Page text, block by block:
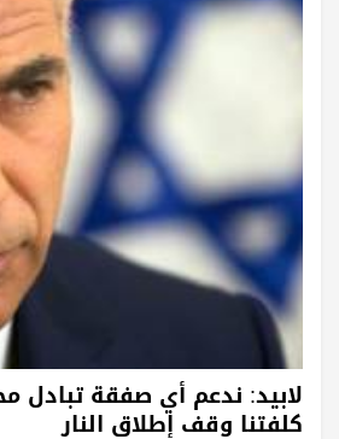
لابيد: ندعم أي صفقة تبادل
كلفتنا وقف إطلاق النار